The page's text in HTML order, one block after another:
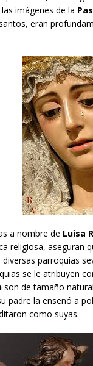
imágenes de la
eran
a nombre de Luisa
religiosa, aseguran
diversas parroquias
se le atribuyen
son de tamaño
padre la enseñó a
como suyas.